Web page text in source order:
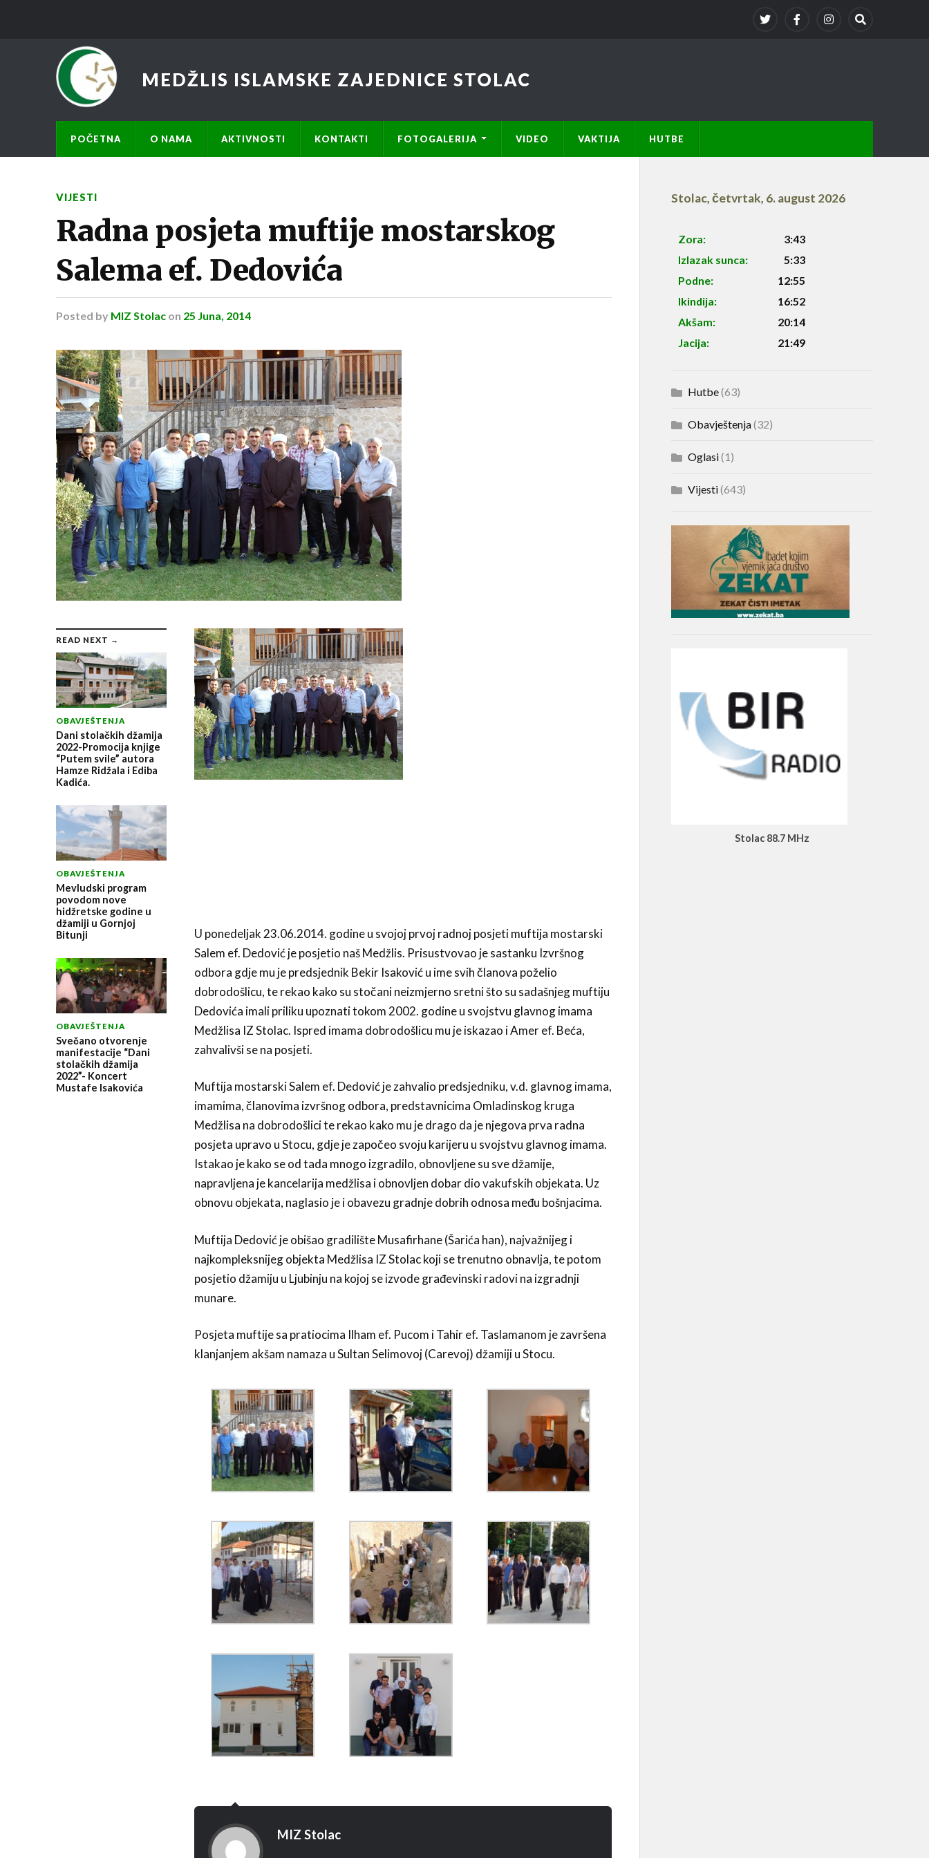
MEDŽLIS ISLAMSKE ZAJEDNICE STOLAC
POČETNA O NAMA AKTIVNOSTI KONTAKTI FOTOGALERIJA VIDEO VAKTIJA HUTBE
VIJESTI
Radna posjeta muftije mostarskog
Salema ef. Dedovića
Posted by MIZ Stolac on 25 Juna, 2014
READ NEXT →
OBAVJEŠTENJA
Dani stolačkih džamija
2022-Promocija knjige
“Putem svile” autora
Hamze Ridžala i Ediba
Kadića.
OBAVJEŠTENJA
Mevludski program
povodom nove
hidžretske godine u
džamiji u Gornjoj
Bitunji
OBAVJEŠTENJA
Svečano otvorenje
manifestacije “Dani
stolačkih džamija
2022”- Koncert
Mustafe Isakovića
U ponedeljak 23.06.2014. godine u svojoj prvoj radnoj posjeti muftija mostarski
Salem ef. Dedović je posjetio naš Medžlis. Prisustvovao je sastanku Izvršnog
odbora gdje mu je predsjednik Bekir Isaković u ime svih članova poželio
dobrodošlicu, te rekao kako su stočani neizmjerno sretni što su sadašnjeg muftiju
Dedovića imali priliku upoznati tokom 2002. godine u svojstvu glavnog imama
Medžlisa IZ Stolac. Ispred imama dobrodošlicu mu je iskazao i Amer ef. Beća,
zahvalivši se na posjeti.
Muftija mostarski Salem ef. Dedović je zahvalio predsjedniku, v.d. glavnog imama,
imamima, članovima izvršnog odbora, predstavnicima Omladinskog kruga
Medžlisa na dobrodošlici te rekao kako mu je drago da je njegova prva radna
posjeta upravo u Stocu, gdje je započeo svoju karijeru u svojstvu glavnog imama.
Istakao je kako se od tada mnogo izgradilo, obnovljene su sve džamije,
napravljena je kancelarija medžlisa i obnovljen dobar dio vakufskih objekata. Uz
obnovu objekata, naglasio je i obavezu gradnje dobrih odnosa među bošnjacima.
Muftija Dedović je obišao gradilište Musafirhane (Šarića han), najvažnijeg i
najkompleksnijeg objekta Medžlisa IZ Stolac koji se trenutno obnavlja, te potom
posjetio džamiju u Ljubinju na kojoj se izvode građevinski radovi na izgradnji
munare.
Posjeta muftije sa pratiocima Ilham ef. Pucom i Tahir ef. Taslamanom je završena
klanjanjem akšam namaza u Sultan Selimovoj (Carevoj) džamiji u Stocu.
MIZ Stolac
Stolac,četvrtak, 6. august 2026
Zora:
3:43
Izlazak sunca:
5:33
Podne:
12:55
Ikindija:
16:52
Akšam:
20:14
Jacija:
21:49
Hutbe(63)
Obavještenja(32)
Oglasi(1)
Vijesti(643)
Stolac 88.7 MHz